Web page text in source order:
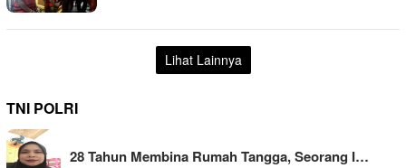
Lihat Lainnya
TNI POLRI
28 Tahun Membina Rumah Tangga, Seorang I…